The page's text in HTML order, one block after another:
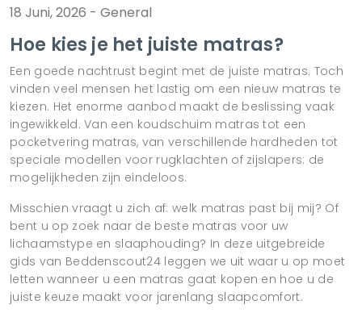
18 Juni, 2026 - General
Hoe kies je het juiste matras?
Een goede nachtrust begint met de juiste matras. Toch
vinden veel mensen het lastig om een nieuw matras te
kiezen. Het enorme aanbod maakt de beslissing vaak
ingewikkeld. Van een koudschuim matras tot een
pocketvering matras, van verschillende hardheden tot
speciale modellen voor rugklachten of zijslapers: de
mogelijkheden zijn eindeloos.
Misschien vraagt u zich af: welk matras past bij mij? Of
bent u op zoek naar de beste matras voor uw
lichaamstype en slaaphouding? In deze uitgebreide
gids van Beddenscout24 leggen we uit waar u op moet
letten wanneer u een matras gaat kopen en hoe u de
juiste keuze maakt voor jarenlang slaapcomfort.